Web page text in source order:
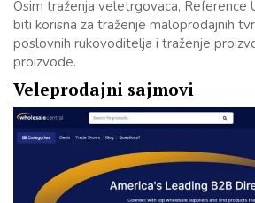
Osim traženja veletrgovaca, Reference
biti korisna za traženje maloprodajnih
poslovnih rukovoditelja i traženje
proizvode.
Veleprodajni sajmovi